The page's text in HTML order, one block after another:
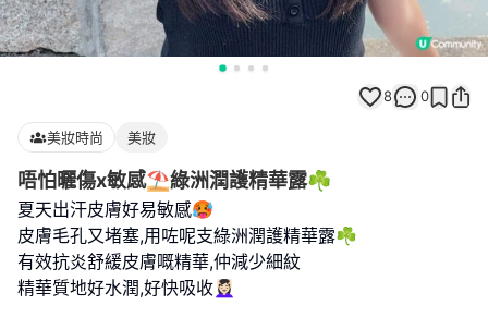
8 0
美妝時尚 美妝
唔怕曬傷x敏感⛱️綠洲潤護精華露☘️
夏天出汗皮膚好易敏感🥵
皮膚毛孔又堵塞,用咗呢支綠洲潤護精華露☘️
有效抗炎舒緩皮膚嘅精華,仲減少細紋
精華質地好水潤,好快吸收💆🏻‍♀️